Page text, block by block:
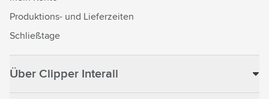
Produktions- und Lieferzeiten
Schließtage
Über Clipper Interall